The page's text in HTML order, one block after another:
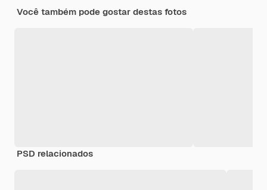
Você também pode gostar destas fotos
PSD relacionados